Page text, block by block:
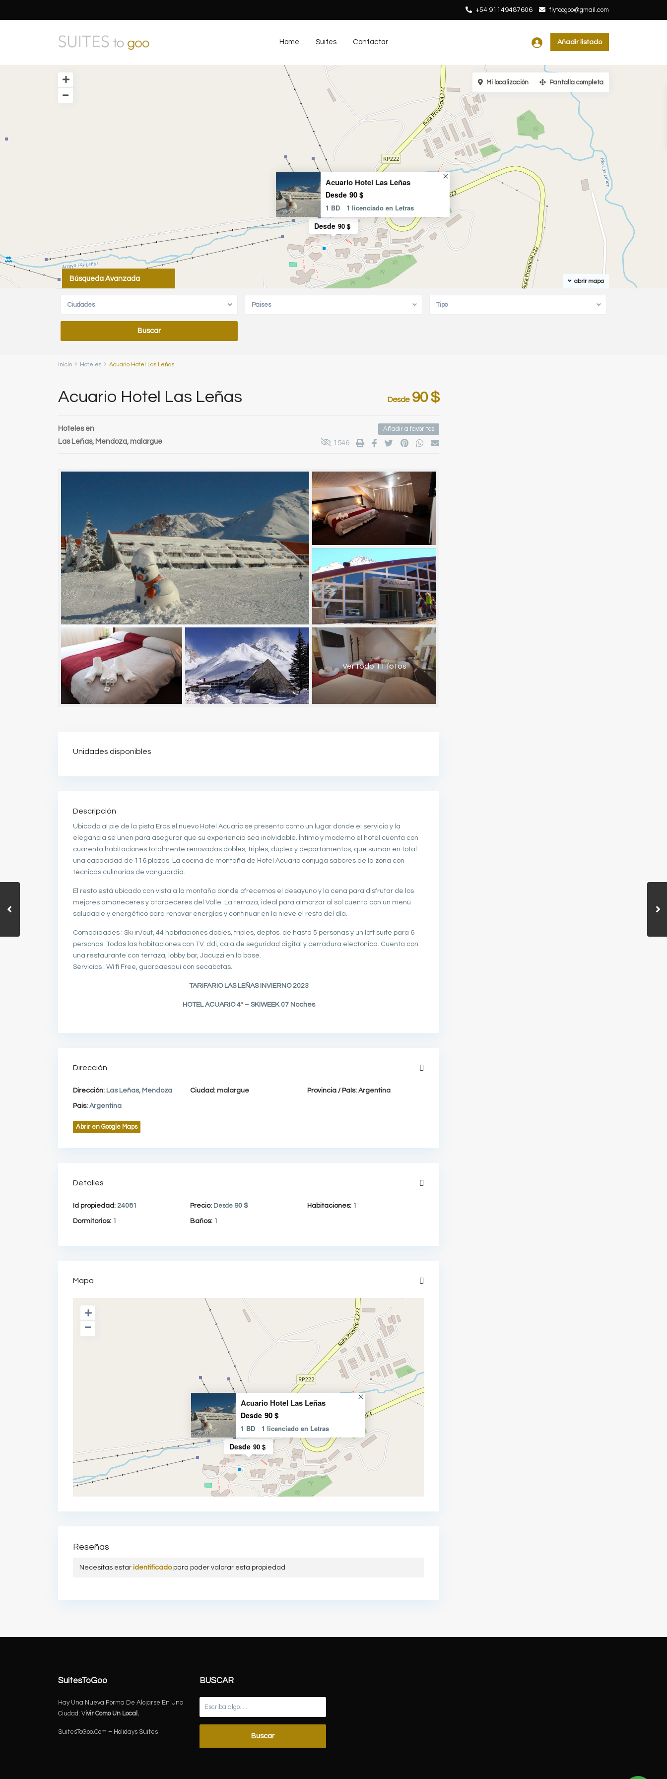
+54 91149487606 flytoogoo@gmail.com
Añadir listado
Home Suites Contactar
Desde 90 $
Acuario Hotel Las Leñas
Desde 90 $
1 BD 1 licenciado en Letras
abrir mapa
Mi localización Pantalla completa
Búsqueda Avanzada
Ciudades Paises Tipo
Inicio Hoteles Acuario Hotel Las Leñas
Acuario Hotel Las Leñas Desde90 $
Hotelesen
Las Leñas, Mendoza, malargue
Añadir a favoritos
1546
Ver todo 11 fotos
Unidades disponibles
Descripción
Ubicado al pie de la pista Eros el nuevo Hotel Acuario se presenta como un lugar donde el servicio y la
elegancia se unen para asegurar que su experiencia sea inolvidable. Íntimo y moderno el hotel cuenta con
cuarenta habitaciones totalmente renovadas dobles, triples, dúplex y departamentos, que suman en total
una capacidad de 116 plazas. La cocina de montaña de Hotel Acuario conjuga sabores de la zona con
técnicas culinarias de vanguardia.
El resto está ubicado con vista a la montaña donde ofrecemos el desayuno y la cena para disfrutar de los
mejores amaneceres y atardeceres del Valle. La terraza, ideal para almorzar al sol cuenta con un menú
saludable y energético para renovar energías y continuar en la nieve el resto del día.
Comodidades : Ski in/out, 44 habitaciones dobles, triples, deptos. de hasta 5 personas y un loft suite para 6
personas. Todas las habitaciones con TV. ddi, caja de seguridad digital y cerradura electonica. Cuenta con
una restaurante con terraza, lobby bar, Jacuzzi en la base.
Servicios : Wi fi Free, guardaesqui con secabotas.
TARIFARIO LAS LEÑAS INVIERNO 2023
HOTEL ACUARIO 4* – SKIWEEK 07 Noches
Dirección
Dirección: Las Leñas, Mendoza Ciudad: malargue Provincia / País: Argentina
Pais: Argentina
Abrir en Google Maps
Detalles
Id propiedad: 24081 Precio: Desde 90 $ Habitaciones: 1
Dormitorios: 1 Baños: 1
Mapa
Desde 90 $
Acuario Hotel Las Leñas
Desde 90 $
1 BD 1 licenciado en Letras
Reseñas
Necesitas estar identificadopara poder valorar esta propiedad
SuitesToGoo
Hay Una Nueva Forma De Alojarse En Una
Ciudad: Vivir Como Un Local.
SuitesToGoo.Com – Holidays Suites
BUSCAR
Buscar